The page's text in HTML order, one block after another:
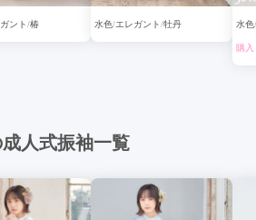
ント 椿 水色 エレガント 牡丹 水色
購入
人式振袖一覧